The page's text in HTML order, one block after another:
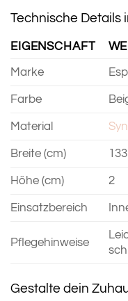
Technische Details
EIGENSCHAFT
Marke
Farbe
Material
Breite (cm) 133
Höhe (cm) 2
Einsatzbereich
Pflegehinweise
Gestalte dein